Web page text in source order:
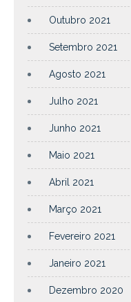
Outubro 2021
Setembro 2021
Agosto 2021
Julho 2021
Junho 2021
Maio 2021
Abril 2021
Março 2021
Fevereiro 2021
Janeiro 2021
Dezembro 2020